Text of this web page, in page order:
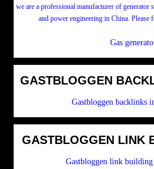
we are a professional manufacturer of generator
and power engineering in China. Please
Gas
GASTBLOGGEN
Gastbloggen backlinks
GASTBLOGGEN LINK
Gastbloggen link